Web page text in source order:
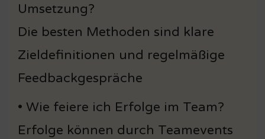
Umsetzung?
Die besten Methoden sind klare
Zieldefinitionen und regelmäßige
Feedbackgespräche
• Wie feiere ich Erfolge im Team?
Erfolge können durch Teamevents